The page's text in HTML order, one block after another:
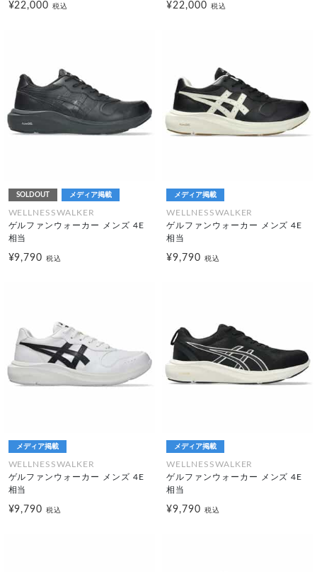
¥22,000税込 ¥22,000 税込
SOLDOUT メディア掲載
WELLNESSWALKER
ゲルファンウォーカー メンズ 4E
相当
¥9,790税込
メディア掲載
WELLNESSWALKER
ゲルファンウォーカー メンズ 4E
相当
¥9,790 税込
メディア掲載
WELLNESSWALKER
ゲルファンウォーカー メンズ 4E
相当
¥9,790税込
メディア掲載
WELLNESSWALKER
ゲルファンウォーカー メンズ 4E
相当
¥9,790 税込